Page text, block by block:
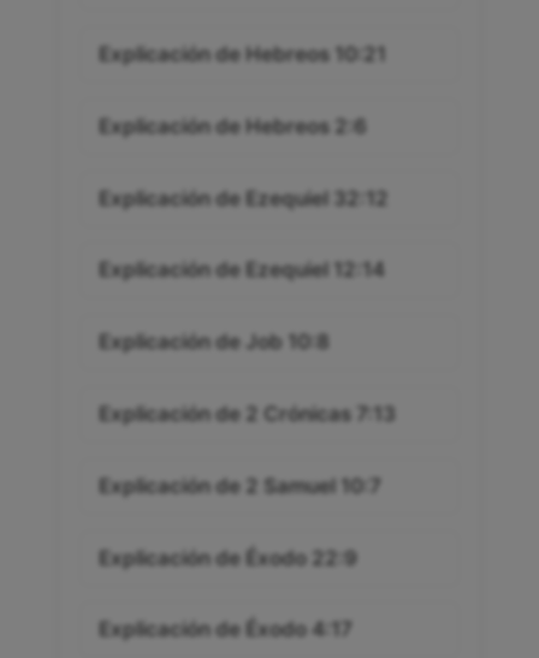
Explicación de Hebreos 10:21
Explicación de Hebreos 2:6
Explicación de Ezequiel 32:12
Explicación de Ezequiel 12:14
Explicación de Job 10:8
Explicación de 2 Crónicas 7:13
Explicación de 2 Samuel 10:7
Explicación de Éxodo 22:9
Explicación de Éxodo 4:17